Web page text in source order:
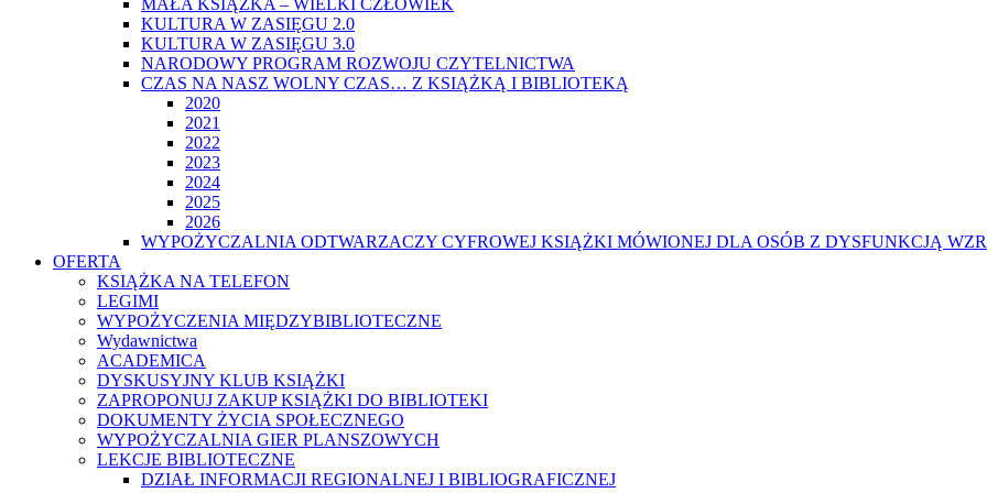
MAŁA KSIĄŻKA – WIELKI CZŁOWIEK
KULTURA W ZASIĘGU 2.0
KULTURA W ZASIĘGU 3.0
NARODOWY PROGRAM ROZWOJU CZYTELNICTWA
CZAS NA NASZ WOLNY CZAS… Z KSIĄŻKĄ I BIBLIOTEKĄ
2020
2021
2022
2023
2024
2025
2026
WYPOŻYCZALNIA ODTWARZACZY CYFROWEJ KSIĄŻKI MÓWIONEJ DLA OSÓB Z DYSFUNKCJĄ
OFERTA
KSIĄŻKA NA TELEFON
LEGIMI
WYPOŻYCZENIA MIĘDZYBIBLIOTECZNE
Wydawnictwa
ACADEMICA
DYSKUSYJNY KLUB KSIĄŻKI
ZAPROPONUJ ZAKUP KSIĄŻKI DO BIBLIOTEKI
DOKUMENTY ŻYCIA SPOŁECZNEGO
WYPOŻYCZALNIA GIER PLANSZOWYCH
LEKCJE BIBLIOTECZNE
DZIAŁ INFORMACJI REGIONALNEJ I BIBLIOGRAFICZNEJ